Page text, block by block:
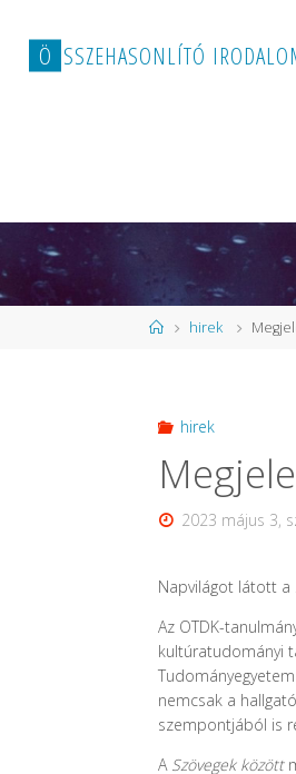
Ö SSZEHASONL ÍTÓ IRODAL O
Kezdőlap
hirek
hirek
2023 május 3,
Napvilágot látott a
Az OTDK-
kultúratudományi
nemcsak a
szempontjából is
A Szövegek között